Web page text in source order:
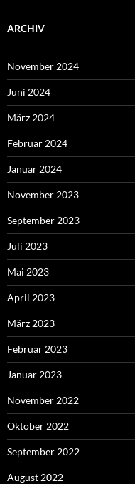
ARCHIV
November 2024
Juni 2024
März 2024
Februar 2024
Januar 2024
November 2023
September 2023
Juli 2023
Mai 2023
April 2023
März 2023
Februar 2023
Januar 2023
November 2022
Oktober 2022
September 2022
August 2022